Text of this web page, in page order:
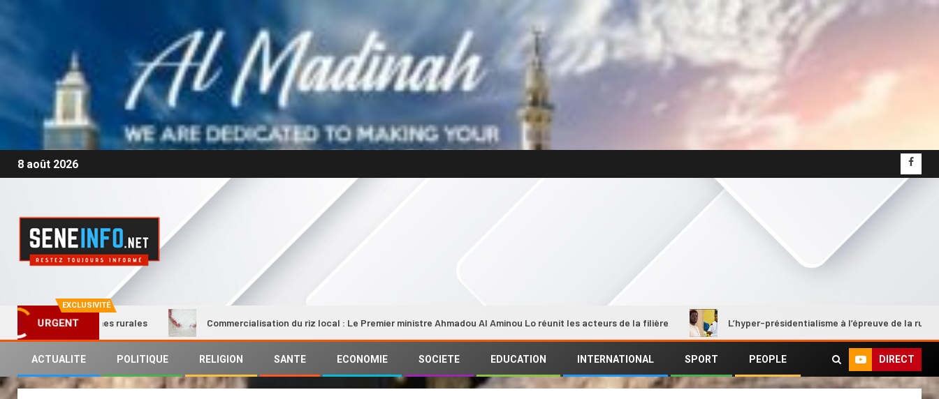
8 août 2026
EXCLUSIVITÉ
URGENT
des femmes rurales Commercialisation du riz local : Le Premier ministre Ahmadou Al Aminou Lo réunit les acteurs de la filière L’hyper-présidentialisme à l’épreuve de la rupture
ACTUALITE POLITIQUE RELIGION SANTE ECONOMIE SOCIETE EDUCATION INTERNATIONAL SPORT PEOPLE DIRECT